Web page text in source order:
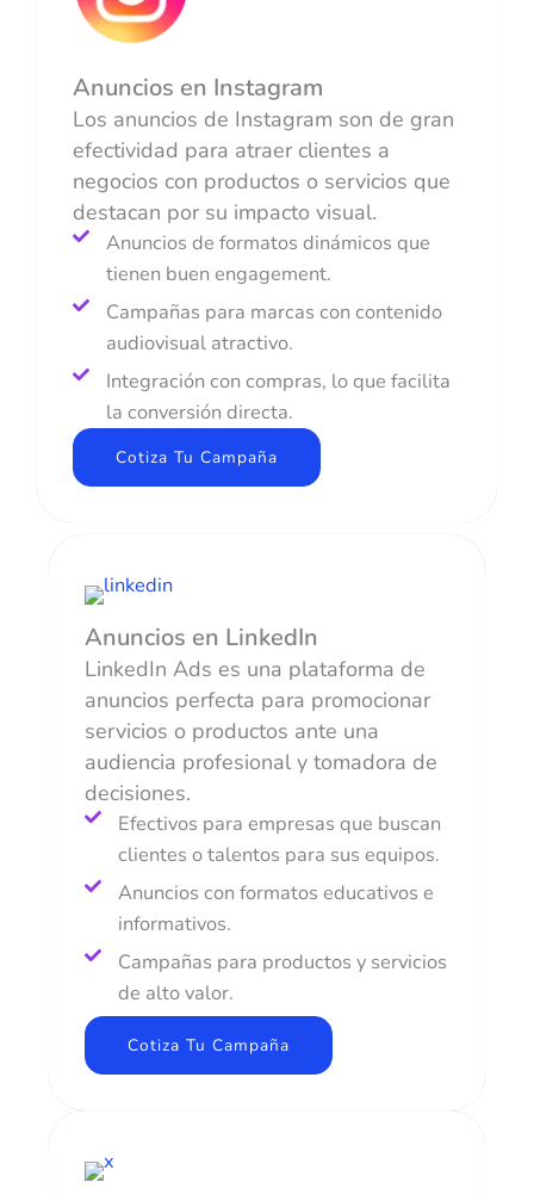
Anuncios en Instagram
Los anuncios de Instagram son de gran
efectividad para atraer clientes a
negocios con productos o servicios que
destacan por su impacto visual.
Anuncios de formatos dinámicos que
tienen buen engagement.
Campañas para marcas con contenido
audiovisual atractivo.
Integración con compras, lo que facilita
la conversión directa.
Cotiza Tu Campaña
Anuncios en LinkedIn
LinkedIn Ads es una plataforma de
anuncios perfecta para promocionar
servicios o productos ante una
audiencia profesional y tomadora de
decisiones.
Efectivos para empresas que buscan
clientes o talentos para sus equipos.
Anuncios con formatos educativos e
informativos.
Campañas para productos y servicios
de alto valor.
Cotiza Tu Campaña